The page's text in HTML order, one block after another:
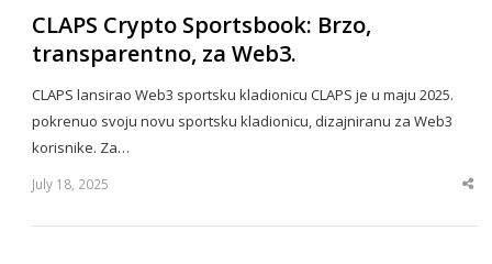
CLAPS Crypto Sportsbook: Brzo,
transparentno, za Web3.
CLAPS lansirao Web3 sportsku kladionicu CLAPS je u maju 2025.
pokrenuo svoju novu sportsku kladionicu, dizajniranu za Web3
korisnike. Za…
July 18, 2025